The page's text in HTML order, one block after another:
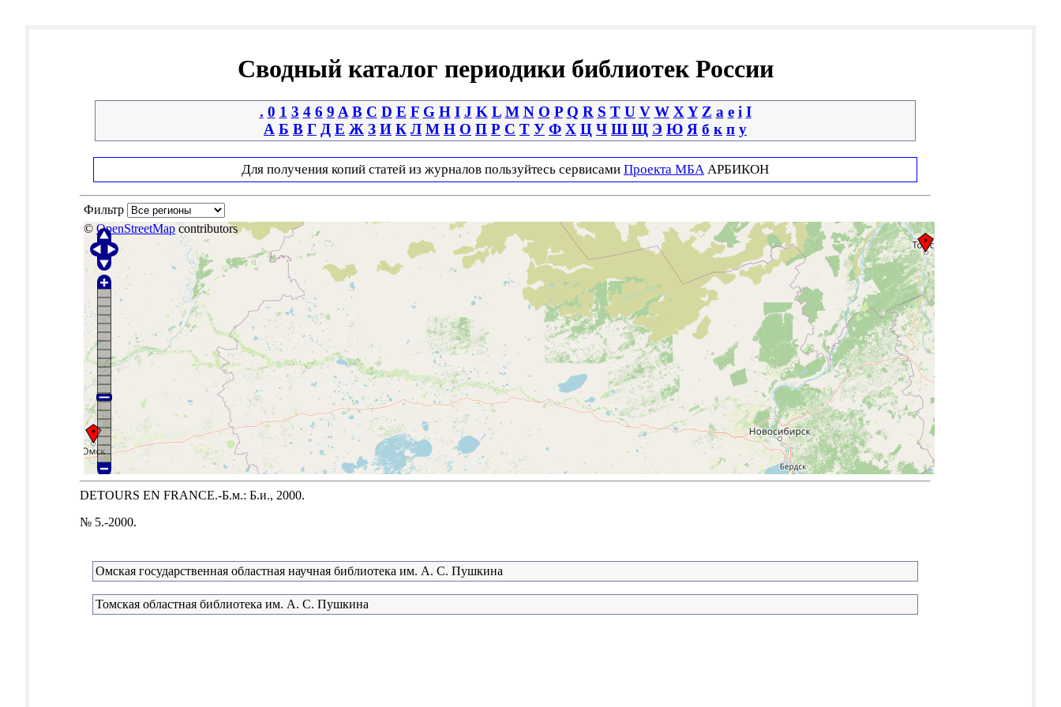
Сводный каталог периодики библиотек России
. 0 1 3 4 6 9 A B C D E F G H I J K L M N O P Q R S T U V W X Y Z a e i І
А Б В Г Д Е Ж З И К Л М Н О П Р С Т У Ф Х Ц Ч Ш Щ Э Ю Я б к п у
Для получения копий статей из журналов пользуйтесь сервисами Проекта МБА АРБИКОН
Фильтр
© OpenStreetMapcontributors
DETOURS EN FRANCE.-Б.м.: Б.и., 2000.
№ 5.-2000.
Омская государственная областная научная библиотека им. А. С. Пушкина
Томская областная библиотека им. А. С. Пушкина